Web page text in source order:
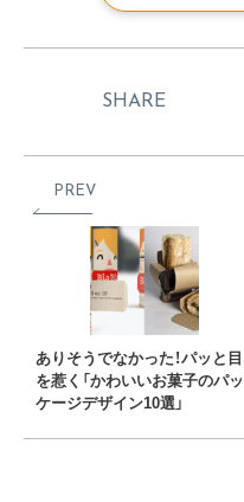
SHARE
PREV
ありそうでなかった！パッと目
を惹く「かわいいお菓子のパッ
ケージデザイン10選」